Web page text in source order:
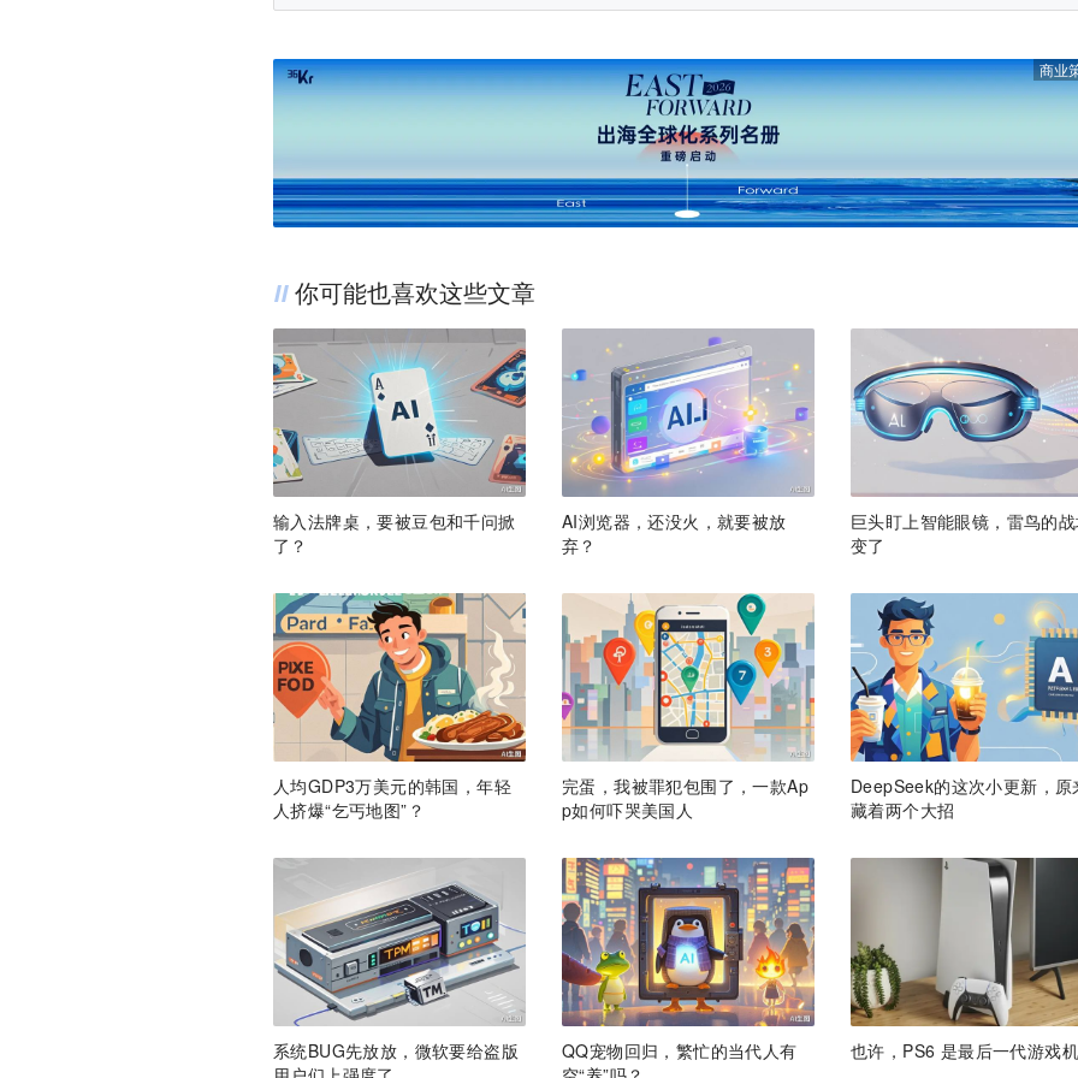
商业
你可能也喜欢这些文章
输入法牌桌，要被豆包和千问掀
了？
AI浏览器，还没火，就要被放
弃？
巨头盯上智能眼镜，雷鸟的
变了
人均GDP3万美元的韩国，年轻
人挤爆“乞丐地图”？
完蛋，我被罪犯包围了，一款Ap
p如何吓哭美国人
DeepSeek的这次小更新，原
藏着两个大招
系统BUG先放放，微软要给盗版
QQ宠物回归，繁忙的当代人有
也许，PS6 是最后一代游戏